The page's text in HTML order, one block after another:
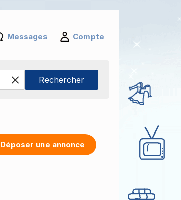
Messages Compte
Déposer une annonce